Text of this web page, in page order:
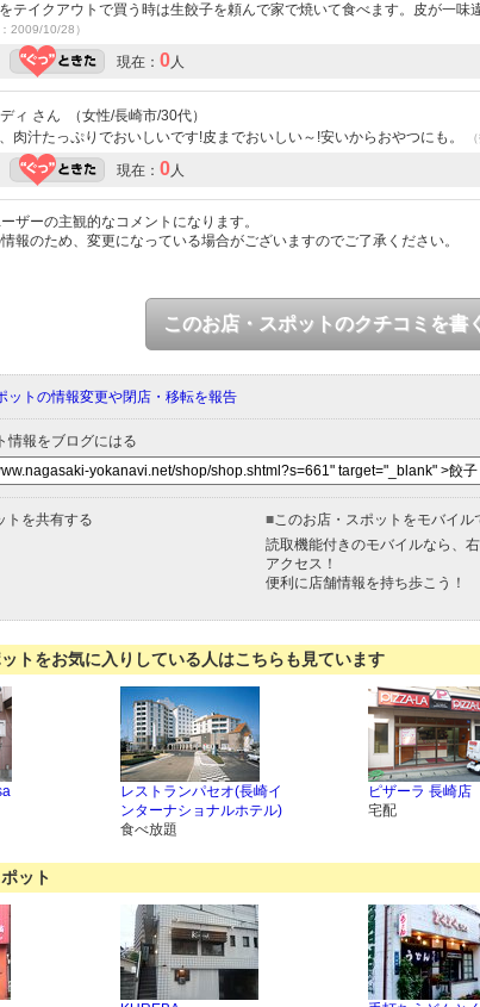
テイクアウトで買う時は生餃子を頼んで家で焼いて食べます。皮が一味
2009/10/28）
現在： 0人
ィ さん （女性/長崎市/30代）
肉汁たっぷりでおいしいです!皮までおいしい～!安いからおやつにも。
現在： 0人
ザーの主観的なコメントになります。
報のため、変更になっている場合がございますのでご了承ください。
このお店・スポットのクチコミを書
ットの情報変更や閉店・移転を報告
情報をブログにはる
トを共有する ■このお店・スポットをモバイル
読取機能付きのモバイルなら、
アクセス！
便利に店舗情報を持ち歩こう！
トをお気に入りしている人はこちらも見ています
レストランパセオ(長崎イ
ンターナショナルホテル)
食べ放題
ピザーラ 長崎店
宅配
ット